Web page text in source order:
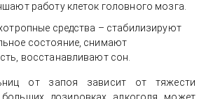
работу клеток головного мозга.
средства – стабилизируют
состояние, снимают
восстанавливают сон.
от запоя зависит от тяжести